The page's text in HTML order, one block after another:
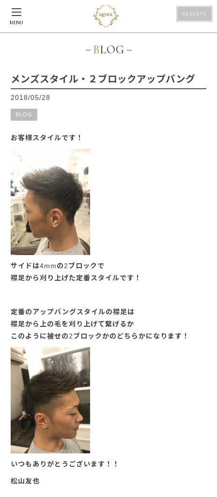
MENU
RESERVE
BLOG
メンズスタイル・２ブロックアップバング
2018/05/28
BLOG
お客様スタイルです！
サイドは4mmの2ブロックで
襟足から刈り上げた定番スタイルです！
定番のアップバングスタイルの襟足は
襟足から上の毛を刈り上げて繋げるか
このように被せの2ブロックかのどちらかになります！
いつもありがとうございます！！
松山友也